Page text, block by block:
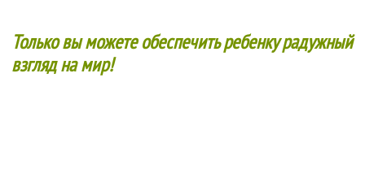
Только вы можете обеспечить ребенку радужный
взгляд на мир!